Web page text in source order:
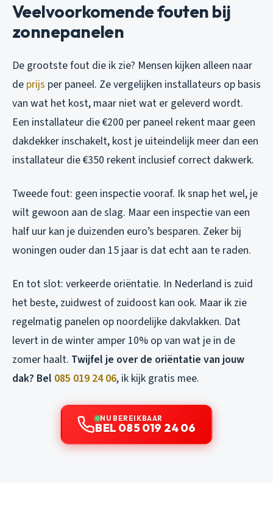
Veelvoorkomende fouten bij
zonnepanelen
De grootste fout die ik zie? Mensen kijken alleen naar
de prijs per paneel. Ze vergelijken installateurs op basis
van wat het kost, maar niet wat er geleverd wordt.
Een installateur die €200 per paneel rekent maar geen
dakdekker inschakelt, kost je uiteindelijk meer dan een
installateur die €350 rekent inclusief correct dakwerk.
Tweede fout: geen inspectie vooraf. Ik snap het wel, je
wilt gewoon aan de slag. Maar een inspectie van een
half uur kan je duizenden euro’s besparen. Zeker bij
woningen ouder dan 15 jaar is dat echt aan te raden.
En tot slot: verkeerde oriëntatie. In Nederland is zuid
het beste, zuidwest of zuidoost kan ook. Maar ik zie
regelmatig panelen op noordelijke dakvlakken. Dat
levert in de winter amper 10% op van wat je in de
zomer haalt. Twijfel je over de oriëntatie van jouw
dak? Bel 085 019 24 06, ik kijk gratis mee.
NU BEREIKBAAR
BEL 085 019 24 06